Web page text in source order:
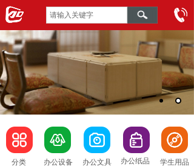
分类 办公设备 办公文具 办公纸品 学生用品